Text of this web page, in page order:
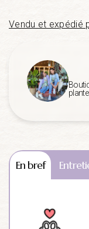
Vendu et expédié
En bref